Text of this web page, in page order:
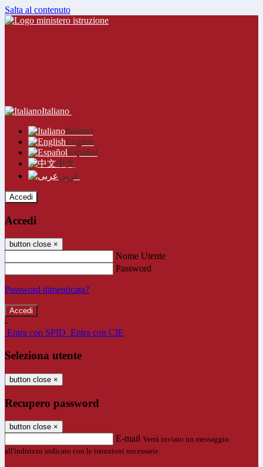
Salta al contenuto
Italiano
Italiano
English
Español
中文
عربى
Accedi
Accedi
button close ×
Nome Utente
Password
Password dimenticata?
-
Entra con SPID Entra con CIE
Seleziona utente
button close ×
Recupero password
button close ×
E-mail Verrà inviato un messaggio
all'indirizzo indicato con le istruzioni necessarie.